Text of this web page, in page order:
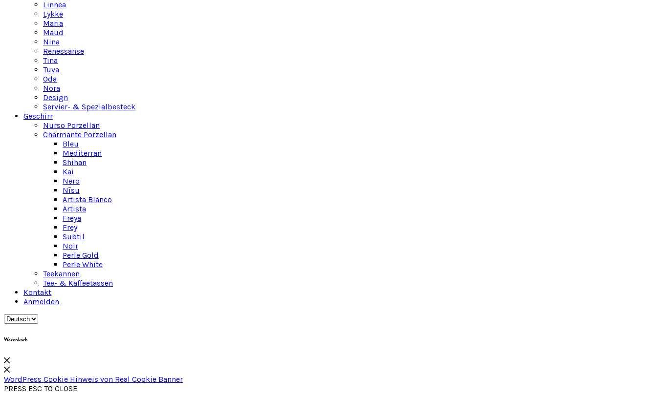
Linnea
Lykke
Maria
Maud
Nina
Renessanse
Tina
Tuva
Oda
Nora
Design
Servier- & Spezialbesteck
Geschirr
Nurso Porzellan
Charmante Porzellan
Bleu
Mediterran
Shihan
Kai
Nero
Nīsu
Artista Blanco
Artista
Freya
Frey
Subtil
Noir
Perle Gold
Perle White
Teekannen
Tee- & Kaffeetassen
Kontakt
Anmelden
Warenkorb
WordPress Cookie Hinweis von Real Cookie Banner
PRESS ESC TO CLOSE